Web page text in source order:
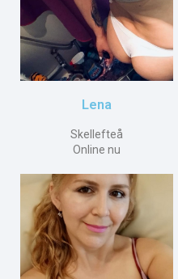
Lena
Skellefteå
Online nu